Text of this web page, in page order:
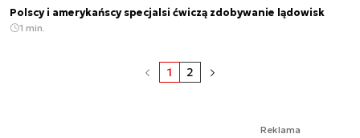
Polscy i amerykańscy specjalsi ćwiczą zdobywanie lądowisk
1 min.
1 2
Reklama